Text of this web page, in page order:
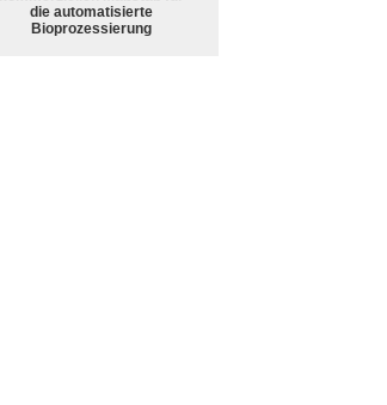
die automatisierte
Bioprozessierung